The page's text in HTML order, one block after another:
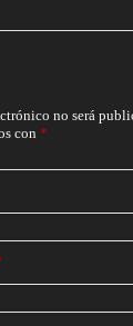
no será
con *